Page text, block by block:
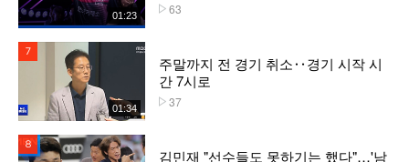
01:23 63
01:34
주말까지 전 경기 취소‥경기 시작 시
간 7시로
37
김민재 "선수들도 못하기는 했다"…'남